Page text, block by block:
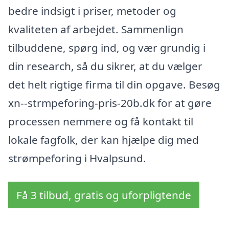
bedre indsigt i priser, metoder og
kvaliteten af arbejdet. Sammenlign
tilbuddene, spørg ind, og vær grundig i
din research, så du sikrer, at du vælger
det helt rigtige firma til din opgave. Besøg
xn--strmpeforing-pris-20b.dk for at gøre
processen nemmere og få kontakt til
lokale fagfolk, der kan hjælpe dig med
strømpeforing i Hvalpsund.
Få 3 tilbud, gratis og uforpligtende